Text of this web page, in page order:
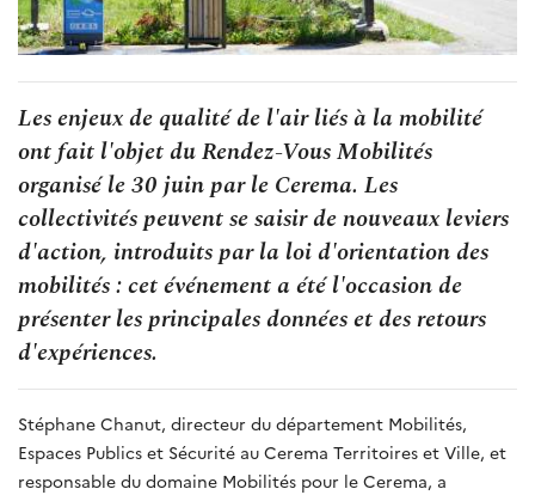
Les enjeux de qualité de l'air liés à la mobilité
ont fait l'objet du Rendez-Vous Mobilités
organisé le 30 juin par le Cerema. Les
collectivités peuvent se saisir de nouveaux leviers
d'action, introduits par la loi d'orientation des
mobilités : cet événement a été l'occasion de
présenter les principales données et des retours
d'expériences.
Stéphane Chanut, directeur du département Mobilités,
Espaces Publics et Sécurité au Cerema Territoires et Ville, et
responsable du domaine Mobilités pour le Cerema, a